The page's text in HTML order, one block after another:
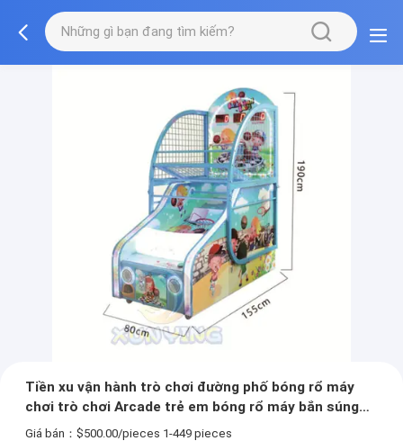
Tiền xu vận hành trò chơi đường phố bóng rổ máy
chơi trò chơi Arcade trẻ em bóng rổ máy bắn súng
Không có đánh giá chưa
Giá bán：$500.00/pieces 1-449 pieces